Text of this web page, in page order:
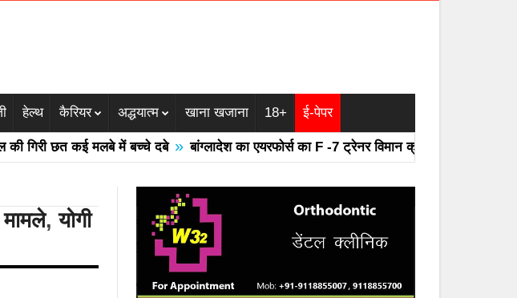
हेल्थ कैरियर अद्धयात्म खाना खजाना 18+ ई-पेपर
छत कई मलबे में बच्चे दबे » बांग्लादेश का एयरफोर्स का F -7 ट्रेनर विमान क्रैश »
,योगी